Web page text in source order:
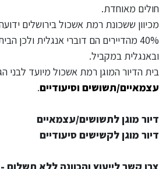
חולים מאוחדת.
מכיוון ששכונת רמת אשכול בירושלים
40% מהדיירים הם דוברי אנגלית ולכן
ובאנגלית במקביל.
בית הדיור המוגן רמת אשכול מיועד לבני
עצמאיים/תשושים וסיעודיים.
דיור מוגן לתשושים/עצמאיים
דיור מוגן לקשישים סיעודיים
צרו קשר לייעוץ והכוונה ללא תשלום - 077-3006194